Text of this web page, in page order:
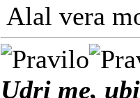
Alal vera
Udri me,